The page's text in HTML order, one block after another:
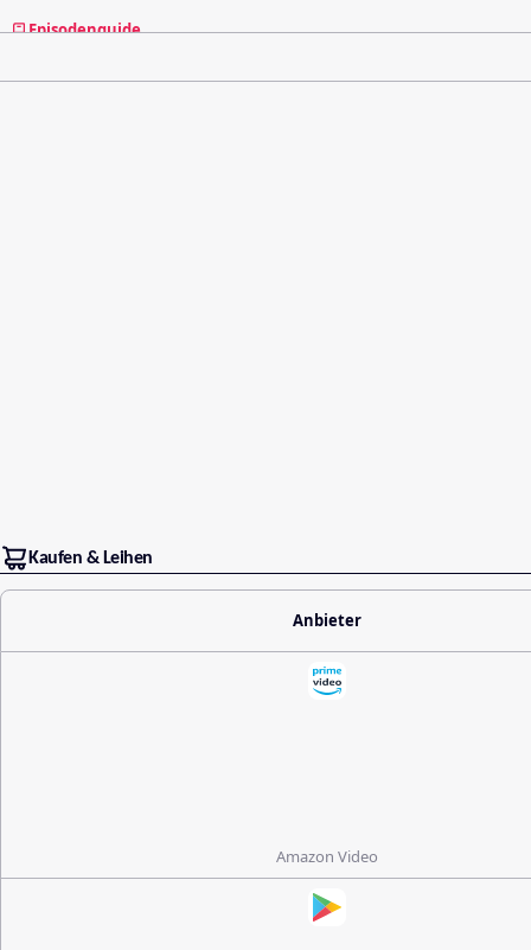
Episodenguide
Kaufen & Leihen
Anbieter
Amazon Video